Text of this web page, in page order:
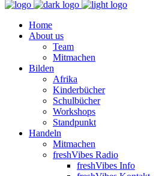
Home
About us
Team
Mitmachen
Bilden
Afrika
Kinderbücher
Schulbücher
Workshops
Standpunkt
Handeln
Mitmachen
freshVibes Radio
freshVibes Info